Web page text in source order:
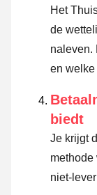
Het
de
naleven.
en welke
biedt
Je krijgt
methode
niet-